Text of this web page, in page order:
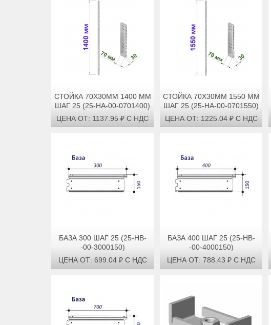
СТОЙКА 70Х30ММ 1400 ММ
ШАГ 25 (25-НА-00-0701400)
ЦЕНА ОТ: 1137.95 ₽ С НДС
СТОЙКА 70Х30ММ 1550 ММ
ШАГ 25 (25-НА-00-0701550)
ЦЕНА ОТ: 1225.04 ₽ С НДС
БАЗА 300 ШАГ 25 (25-НВ-
-00-3000150)
ЦЕНА ОТ: 699.04 ₽ С НДС
БАЗА 400 ШАГ 25 (25-НВ-
-00-4000150)
ЦЕНА ОТ: 788.43 ₽ С НДС